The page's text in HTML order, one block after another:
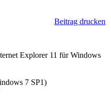
Beitrag drucken
Explorer 11 für Windows
7 SP1)